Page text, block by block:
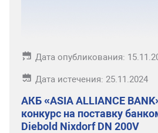
Дата опубликования:
Дата истечения: 25.11.2024
АКБ «ASIA ALLIANCE
конкурс на поставку
Diebold Nixdorf DN 200V